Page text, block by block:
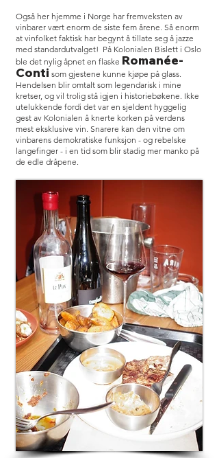
Også her hjemme i Norge har fremveksten av
vinbarer vært enorm de siste fem årene. Så enorm
at vinfolket faktisk har begynt å tillate seg å jazze
med standardutvalget! På Kolonialen Bislett i Oslo
ble det nylig åpnet en flaske Romanée-
Conti som gjestene kunne kjøpe på glass.
Hendelsen blir omtalt som legendarisk i mine
kretser, og vil trolig stå igjen i historiebøkene. Ikke
utelukkende fordi det var en sjeldent hyggelig
gest av Kolonialen å knerte korken på verdens
mest eksklusive vin. Snarere kan den vitne om
vinbarens demokratiske funksjon - og rebelske
langefinger - i en tid som blir stadig mer manko på
de edle dråpene.